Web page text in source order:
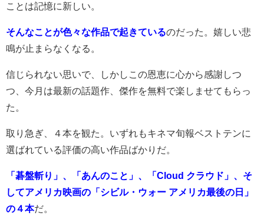
ことは記憶に新しい。
そんなことが色々な作品で起きているのだった。嬉しい悲
鳴が止まらなくなる。
信じられない思いで、しかしこの恩恵に心から感謝しつ
つ、今月は最新の話題作、傑作を無料で楽しませてもらっ
た。
取り急ぎ、４本を観た。いずれもキネマ旬報ベストテンに
選ばれている評価の高い作品ばかりだ。
「碁盤斬り」、「あんのこと」、「Cloud クラウド」、そ
してアメリカ映画の「シビル・ウォー アメリカ最後の日」
の４本だ。